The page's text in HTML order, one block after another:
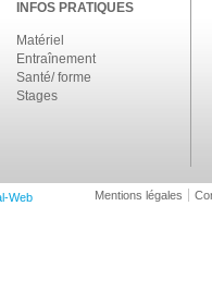
INFOS PRATIQUES
Matériel
Entraînement
Santé/ forme
Stages
Web Mentions légales